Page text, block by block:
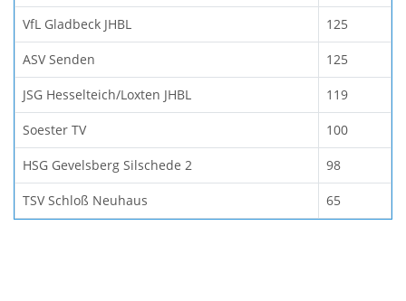
VfL Gladbeck JHBL 125
ASV Senden 125
JSG Hesselteich/Loxten JHBL 119
Soester TV 100
HSG Gevelsberg Silschede 2 98
TSV Schloß Neuhaus 65